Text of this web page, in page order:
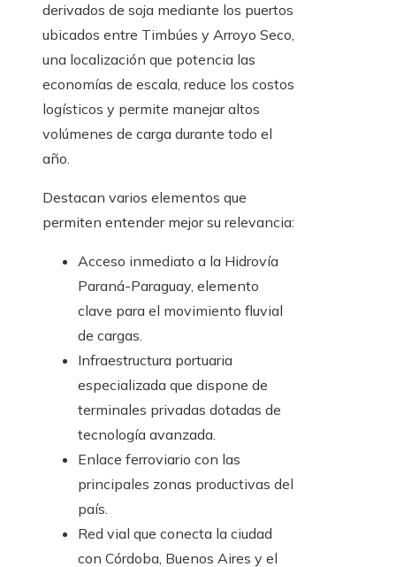
derivados de soja mediante los puertos
ubicados entre Timbúes y Arroyo Seco,
una localización que potencia las
economías de escala, reduce los costos
logísticos y permite manejar altos
volúmenes de carga durante todo el
año.
Destacan varios elementos que
permiten entender mejor su relevancia:
Acceso inmediato a la Hidrovía
Paraná-Paraguay, elemento
clave para el movimiento fluvial
de cargas.
Infraestructura portuaria
especializada que dispone de
terminales privadas dotadas de
tecnología avanzada.
Enlace ferroviario con las
principales zonas productivas del
país.
Red vial que conecta la ciudad
con Córdoba, Buenos Aires y el